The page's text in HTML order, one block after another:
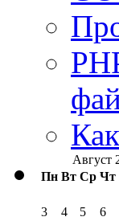
Август
Пн Вт Ср Чт
3
4 5 6